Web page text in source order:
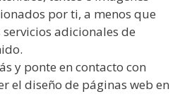
por ti, a menos que
adicionales de
y ponte en contacto con
el diseño de páginas web en